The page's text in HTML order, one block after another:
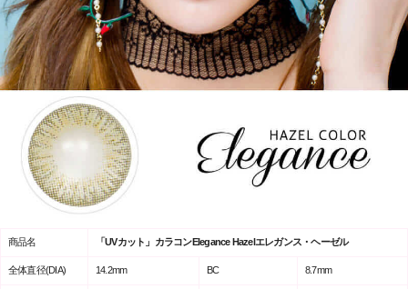
商品名 「UVカット」カラコンElegance Hazelエレガンス・ヘーゼル
全体直径(DIA) 14.2mm BC 8.7mm